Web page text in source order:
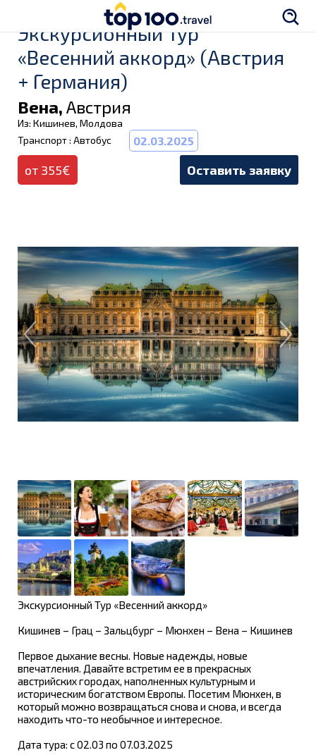
Экскурсионный Тур
«Весенний аккорд» (Австрия
+ Германия)
Вена, Австрия
Из: Кишинев, Молдова
Транспорт : Автобус
02.03.2025
от 355€ Оставить заявку
Экскурсионный Тур «Весенний аккорд»
Кишинев – Грац – Зальцбург – Мюнхен – Вена – Кишинев
Первое дыхание весны. Новые надежды, новые
впечатления. Давайте встретим ее в прекрасных
австрийских городах, наполненных культурным и
историческим богатством Европы. Посетим Мюнхен, в
который можно возвращаться снова и снова, и всегда
находить что-то необычное и интересное.
Дата тура: с 02.03 по 07.03.2025